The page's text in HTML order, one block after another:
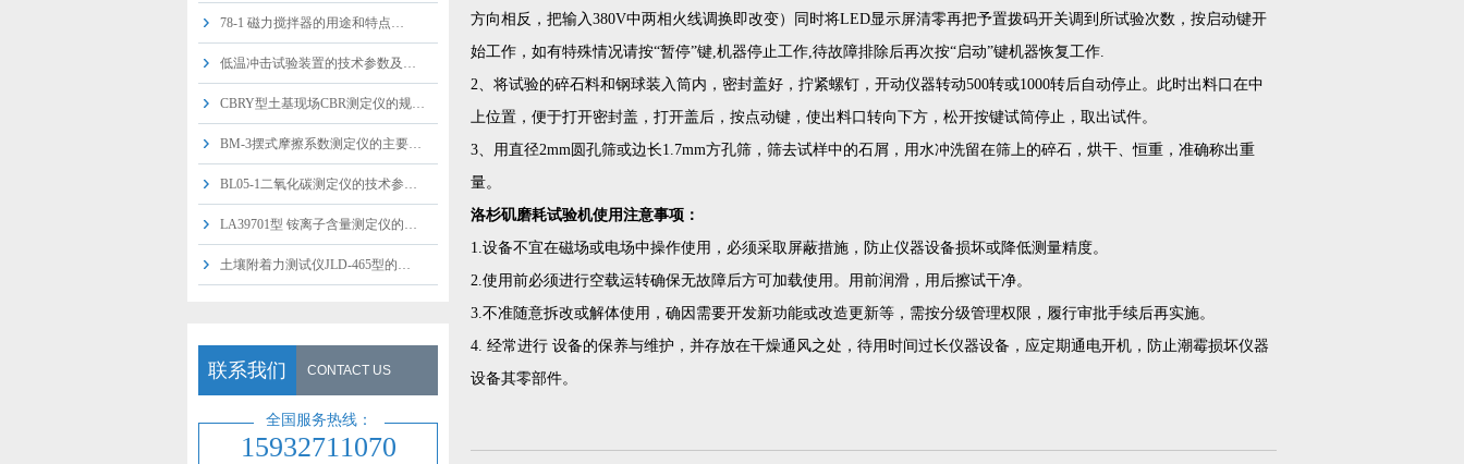
78-1 磁力搅拌器的用途和特点…
低温冲击试验装置的技术参数及…
CBRY型土基现场CBR测定仪的规…
BM-3摆式摩擦系数测定仪的主要…
BL05-1二氧化碳测定仪的技术参…
LA39701型 铵离子含量测定仪的…
土壤附着力测试仪JLD-465型的…
联系我们 CONTACT US
15932711070
全国服务热线：
方向相反，把输入380V中两相火线调换即改变）同时将LED显示屏清零再把予置拨码开关调到所试验次数，按启动键开
始工作，如有特殊情况请按“暂停”键,机器停止工作,待故障排除后再次按“启动”键机器恢复工作.
2、将试验的碎石料和钢球装入筒内，密封盖好，拧紧螺钉，开动仪器转动500转或1000转后自动停止。此时出料口在中
上位置，便于打开密封盖，打开盖后，按点动键，使出料口转向下方，松开按键试筒停止，取出试件。
3、用直径2mm圆孔筛或边长1.7mm方孔筛，筛去试样中的石屑，用水冲洗留在筛上的碎石，烘干、恒重，准确称出重
量。
洛杉矶磨耗试验机使用注意事项：
1.设备不宜在磁场或电场中操作使用，必须采取屏蔽措施，防止仪器设备损坏或降低测量精度。
2.使用前必须进行空载运转确保无故障后方可加载使用。用前润滑，用后擦试干净。
3.不准随意拆改或解体使用，确因需要开发新功能或改造更新等，需按分级管理权限，履行审批手续后再实施。
4. 经常进行 设备的保养与维护，并存放在干燥通风之处，待用时间过长仪器设备，应定期通电开机，防止潮霉损坏仪器
设备其零部件。